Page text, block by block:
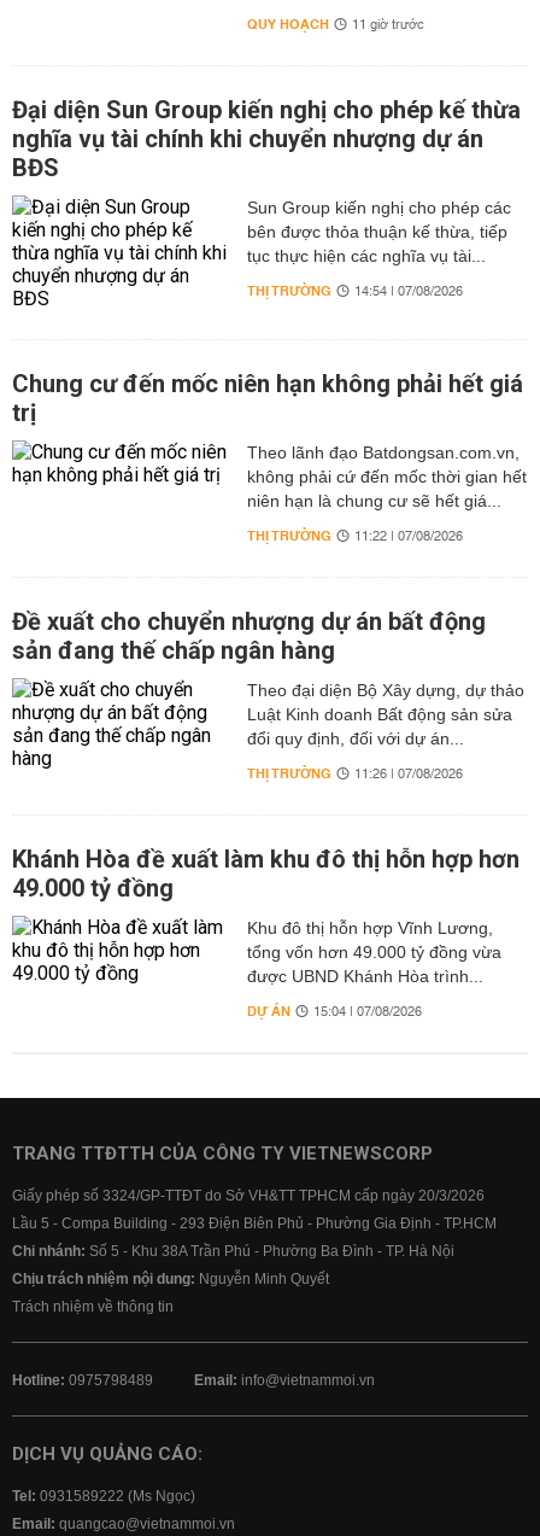
QUY HOẠCH 11 giờ trước
Đại diện Sun Group kiến nghị cho phép kế thừa
nghĩa vụ tài chính khi chuyển nhượng dự án
BĐS
Sun Group kiến nghị cho phép các
bên được thỏa thuận kế thừa, tiếp
tục thực hiện các nghĩa vụ tài...
THỊ TRƯỜNG 14:54 | 07/08/2026
Chung cư đến mốc niên hạn không phải hết giá
trị
Theo lãnh đạo Batdongsan.com.vn,
không phải cứ đến mốc thời gian hết
niên hạn là chung cư sẽ hết giá...
THỊ TRƯỜNG 11:22 | 07/08/2026
Đề xuất cho chuyển nhượng dự án bất động
sản đang thế chấp ngân hàng
Theo đại diện Bộ Xây dựng, dự thảo
Luật Kinh doanh Bất động sản sửa
đổi quy định, đối với dự án...
THỊ TRƯỜNG 11:26 | 07/08/2026
Khánh Hòa đề xuất làm khu đô thị hỗn hợp hơn
49.000 tỷ đồng
Khu đô thị hỗn hợp Vĩnh Lương,
tổng vốn hơn 49.000 tỷ đồng vừa
được UBND Khánh Hòa trình...
DỰ ÁN 15:04 | 07/08/2026
TRANG TTĐTTH CỦA CÔNG TY VIETNEWSCORP
Giấy phép số 3324/GP-TTĐT do Sở VH&TT TPHCM cấp ngày 20/3/2026
Lầu 5 - Compa Building - 293 Điện Biên Phủ - Phường Gia Định - TP.HCM
Chi nhánh: Số 5 - Khu 38A Trần Phú - Phường Ba Đình - TP. Hà Nội
Chịu trách nhiệm nội dung: Nguyễn Minh Quyết
Trách nhiệm về thông tin
Hotline: 0975798489 Email: info@vietnammoi.vn
DỊCH VỤ QUẢNG CÁO:
Tel: 0931589222 (Ms Ngọc)
Email: quangcao@vietnammoi.vn